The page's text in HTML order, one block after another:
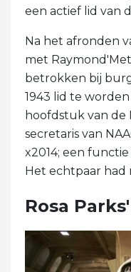
een actief lid van
Na het afronden
met
betrokken bij
1943 lid te
hoofdstuk van de
secretaris van
x2014; een
Het echtpaar had
Rosa